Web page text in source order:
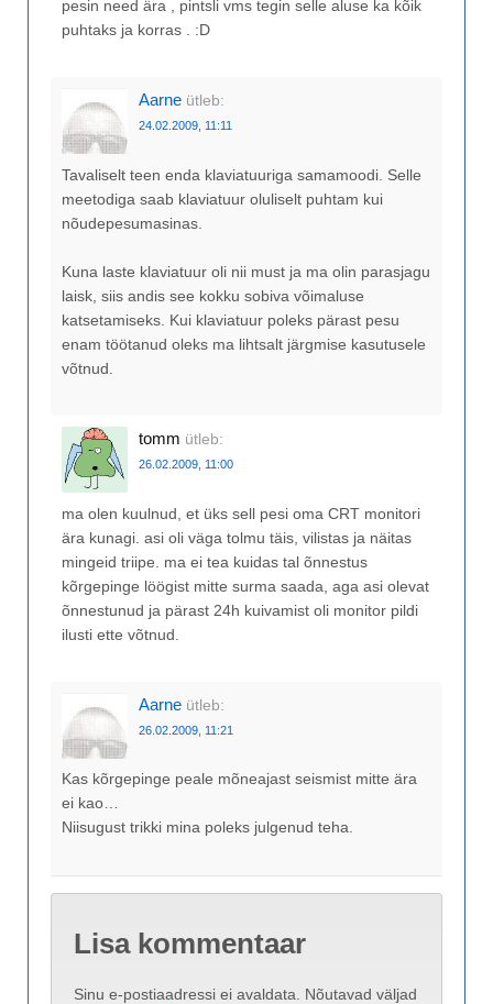
pesin need ära , pintsli vms tegin selle aluse ka kõik
puhtaks ja korras . :D
Aarne ütleb:
24.02.2009, 11:11
Tavaliselt teen enda klaviatuuriga samamoodi. Selle
meetodiga saab klaviatuur oluliselt puhtam kui
nõudepesumasinas.
Kuna laste klaviatuur oli nii must ja ma olin parasjagu
laisk, siis andis see kokku sobiva võimaluse
katsetamiseks. Kui klaviatuur poleks pärast pesu
enam töötanud oleks ma lihtsalt järgmise kasutusele
võtnud.
tomm ütleb:
26.02.2009, 11:00
ma olen kuulnud, et üks sell pesi oma CRT monitori
ära kunagi. asi oli väga tolmu täis, vilistas ja näitas
mingeid triipe. ma ei tea kuidas tal õnnestus
kõrgepinge löögist mitte surma saada, aga asi olevat
õnnestunud ja pärast 24h kuivamist oli monitor pildi
ilusti ette võtnud.
Aarne ütleb:
26.02.2009, 11:21
Kas kõrgepinge peale mõneajast seismist mitte ära
ei kao…
Niisugust trikki mina poleks julgenud teha.
Lisa kommentaar
Sinu e-postiaadressi ei avaldata.
Nõutavad väljad